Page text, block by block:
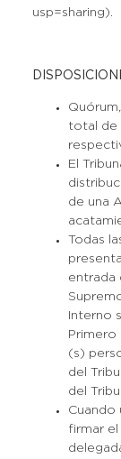
usp=sharing).
Quórum
total de
El
de una
Todas
entrada
Interno
Primero
(s)
del
del
Cuando
firmar